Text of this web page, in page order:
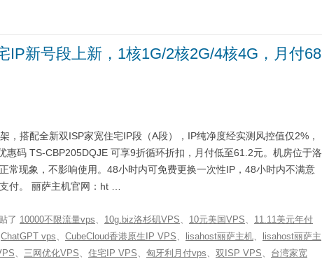
IP新号段上新，1核1G/2核2G/4核4G，月付68
搭配全新双ISP家宽住宅IP段（A段），IP纯净度经实测风控值仅2%，
惠码 TS-CBP205DQJE 可享9折循环折扣，月付低至61.2元。机房位于洛
常现象，不影响使用。48小时内可免费更换一次性IP，48小时内不满意
付。 丽萨主机官网：ht …
了 10000不限流量vps 10g.biz洛杉矶VPS 10元美国VPS
11.11美元年付
ChatGPT vps CubeCloud香港原生IP VPS lisahost丽萨主机
lisahost丽萨主
三网优化VPS 住宅IP VPS 匈牙利月付vps 双ISP VPS
台湾家宽